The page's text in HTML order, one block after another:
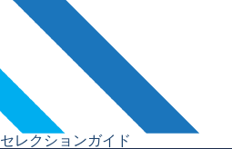
セレクションガイド